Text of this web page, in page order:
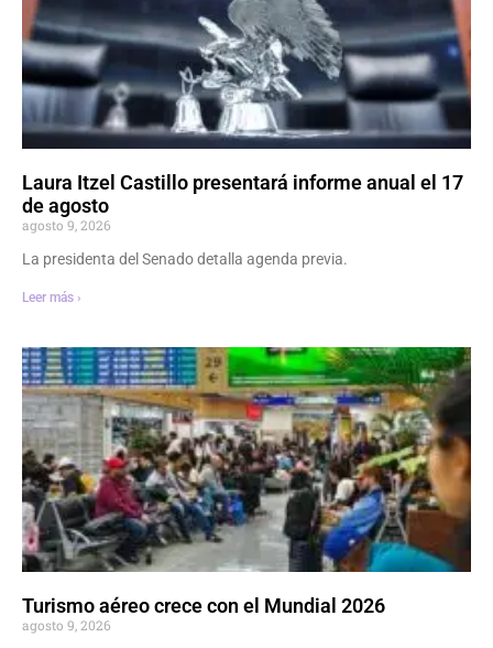
Laura Itzel Castillo presentará informe anual el 17
de agosto
agosto 9, 2026
La presidenta del Senado detalla agenda previa.
Leer más ›
Turismo aéreo crece con el Mundial 2026
agosto 9, 2026